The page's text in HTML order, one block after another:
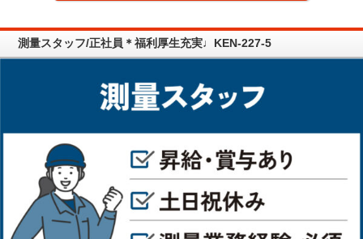
測量スタッフ/正社員＊福利厚生充実♩KEN-227-5